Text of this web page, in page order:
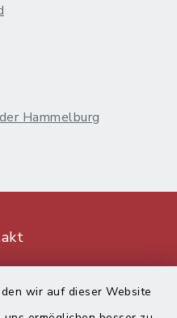
wir auf dieser Website
Hammelburg